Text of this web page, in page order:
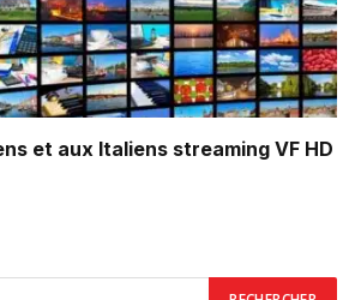
et aux Italiens streaming VF HD